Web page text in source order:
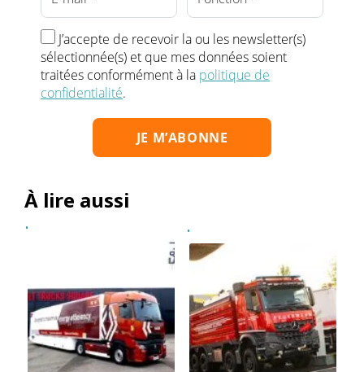
J’accepte de recevoir la ou les newsletter(s)
sélectionnée(s) et que mes données soient
traitées conformément à la politique de
confidentialité.
À lire aussi